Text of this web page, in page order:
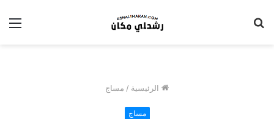
الرئيسية / مساج
مساج